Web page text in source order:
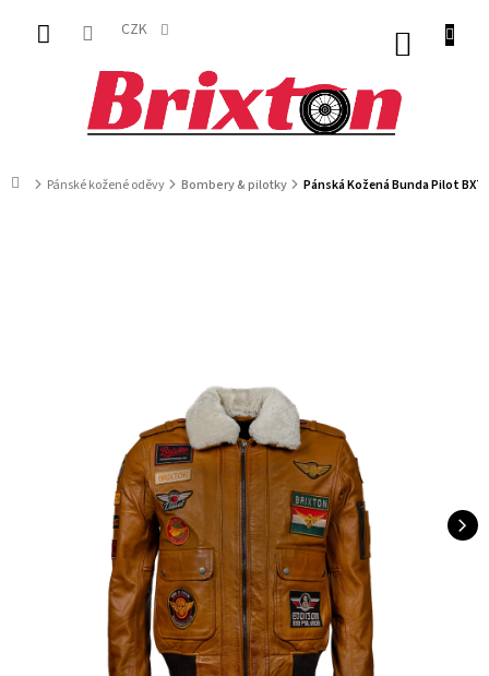
obsah
CZK
DomůPánské kožené oděvy Bombery & pilotky Pánská Kožená Bunda Pilot